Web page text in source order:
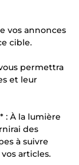
vos annonces
cible.
permettra
et leur
: À la lumière
des
à suivre
articles.